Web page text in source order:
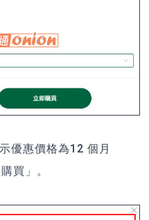
優惠價格為12 個月
買」。